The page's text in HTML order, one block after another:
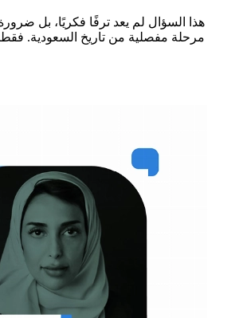
هذا السؤال لم يعد ترفًا فكريًا، بل
مرحلة مفصلية من تاريخ السعودية.